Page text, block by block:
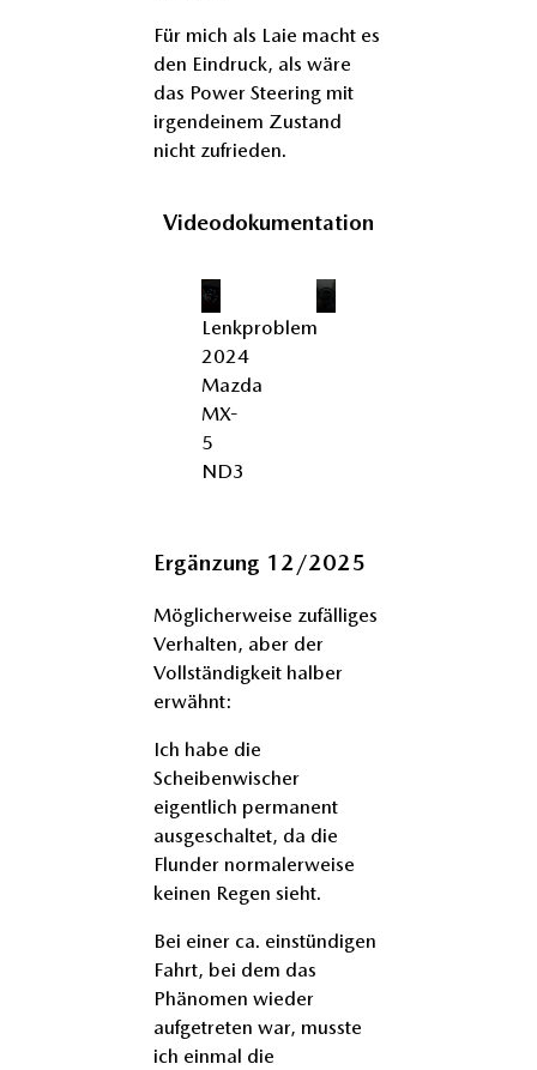
Für mich als Laie macht es
den Eindruck, als wäre
das Power Steering mit
irgendeinem Zustand
nicht zufrieden.
Videodokumentation
Lenkproblem
2024
Mazda
MX-
5
ND3
Ergänzung 12/2025
Möglicherweise zufälliges
Verhalten, aber der
Vollständigkeit halber
erwähnt:
Ich habe die
Scheibenwischer
eigentlich permanent
ausgeschaltet, da die
Flunder normalerweise
keinen Regen sieht.
Bei einer ca. einstündigen
Fahrt, bei dem das
Phänomen wieder
aufgetreten war, musste
ich einmal die